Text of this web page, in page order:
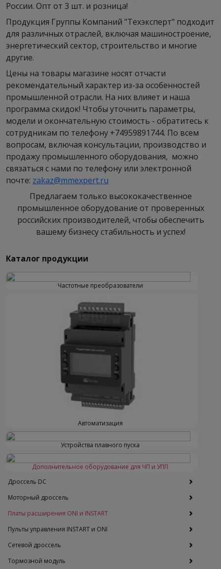
России. Опт от 3 шт. и розница!
Продукция Группы Компаний "Техэксперт" подходит
для различных отраслей, включая машиностроение,
энергетический сектор, строительство и многие
другие.
Цены на товары магазине носят отчасти
рекомендательный характер из-за особенностей
промышленной отрасли. На них влияет и наша
программа скидок! Чтобы уточнить параметры,
модели и окончательную стоимость - обратитесь к
сотрудникам по телефону +74959891744. По всем
вопросам, включая консультации, производство и
продажу промышленного оборудования, можно
связаться с нами по телефону или электронной
почте: zakaz@mmexpert.ru
Предлагаем только высококачественное
промышленное оборудование от проверенных
российских производителей, чтобы обеспечить
вашему бизнесу стабильность и успех!
Каталог продукции
Частотные преобразователи
Автоматизация
Устройства плавного пуска
Дополнительное оборудование для ЧП и УПП
Дроссель DC
Моторный дроссель
Платы расширения ONI и INSTART
Пульты управления INSTART и ONI
Сетевой дроссель
Тормозной модуль